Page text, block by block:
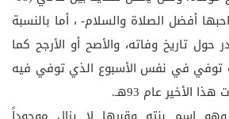
أفضل الصلاة والسلام- ، أما بالنسبة
حول تاريخ وفاته، والأصح أو الأرجح كما
توفي في نفس الأسبوع الذي توفي فيه
الأخير عام 93هـ.